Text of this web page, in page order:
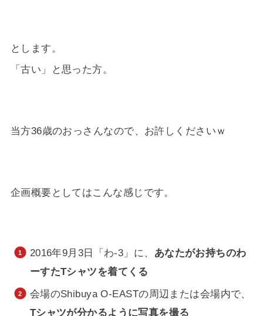
とします。
「古い」と思った方。
当方36歳のおっさんなので、お許しくださいｗ
企画概要としてはこんな感じです。
2016年9月3日「わ-3」に、 あなたがお持ちのわ
ーすたTシャツを着てくる
会場のShibuya O-EASTの周辺または会場内で、
Tシャツが分かるように写真を撮る